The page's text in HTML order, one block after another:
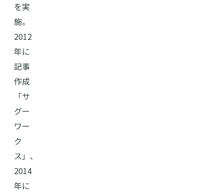
を実
施。
2012
年に
記事
作成
「サ
グー
ワー
ク
ス」、
2014
年に